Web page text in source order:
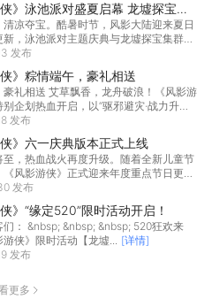
侠》泳池派对盛夏启幕 龙墟探宝同
清凉夺宝。酷暑时节，风影大陆迎来夏日
，泳池派对主题庆典与龙墟探宝集群双
[详情]
发布
侠》粽情端午，豪礼相送
豪礼相送 艾草飘香，龙舟破浪！《风影游
企划热血开启，以“驱邪避灾·战力升舱”
发布
侠》六一庆典版本正式上线
至，热血战火再度升级。随着全新儿童节
《风影游侠》正式迎来年度重点节日更新
情]
发布
侠》“缘定520”限时活动开启！
们： &nbsp; &nbsp; &nbsp; 520狂欢来
游侠》限时活动【龙墟... [详情]
发布
更多